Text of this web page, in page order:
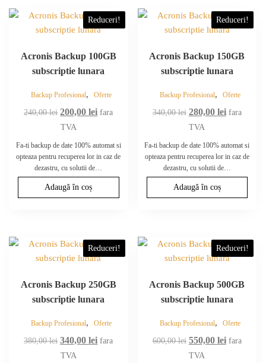
Reduceri!
Acronis Backup 100GB
subscriptie lunara
Backup Profesional, Oferte
240,00lei Prețul
inițial
a
fost:
240,00 lei.
200,00leiPrețul
200,00 lei.
fara
TVA
Fa-ti backup de date 100% automat si
opteaza pentru recuperea lor in caz de
dezastru, cu solutii de…
Adaugă în coș
Reduceri!
Acronis Backup 150GB
subscriptie lunara
Backup Profesional, Oferte
340,00lei Prețul
inițial
a
fost:
340,00 lei.
280,00 leiPrețul
280,00 lei.
fara
TVA
Fa-ti backup de date 100% automat si
opteaza pentru recuperea lor in caz de
dezastru, cu solutii de…
Adaugă în coș
Reduceri!
Acronis Backup 250GB
subscriptie lunara
Backup Profesional, Oferte
380,00lei Prețul
inițial
340,00leiPrețul
fara
TVA
Reduceri!
Acronis Backup 500GB
subscriptie lunara
Backup Profesional, Oferte
600,00lei Prețul
inițial
550,00 leiPrețul
fara
TVA